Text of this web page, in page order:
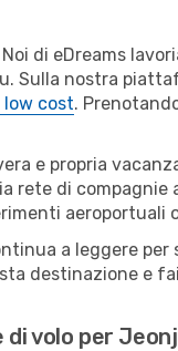
di eDreams
Sulla nostra
low cost.
e propria
rete di
aeroportuali
a leggere
destinazione e
volo per